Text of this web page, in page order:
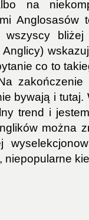
na
Anglosasów
wszyscy
co to
bywają i tutaj.
trend i
można
niepopularne